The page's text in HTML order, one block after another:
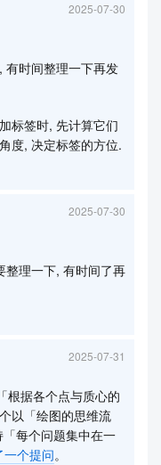
2025-07-30
有时间整理一下再发
标签时, 先计算它们
度, 决定标签的方位.
2025-07-30
整理一下, 有时间了再
2025-07-31
根据各个点与质心的
以「绘图的思维流
每个问题集中在一
一个提问。